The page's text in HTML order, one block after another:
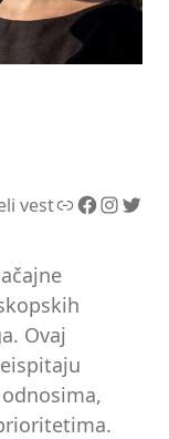
vestLink Facebook InstagramTwitter
Ovaj